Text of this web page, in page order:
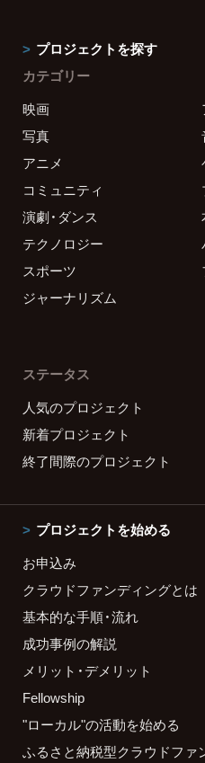
プロジェクトを探す
カテゴリー
映画
写真
アニメ
コミュニティ
演劇・ダンス
テクノロジー
スポーツ
ジャーナリズム
ステータス
人気のプロジェクト
新着プロジェクト
終了間際のプロジェクト
プロジェクトを始める
お申込み
クラウドファンディングとは
基本的な手順・流れ
成功事例の解説
メリット・デメリット
Fellowship
"ローカル"の活動を始める
ふるさと納税型クラウドファ